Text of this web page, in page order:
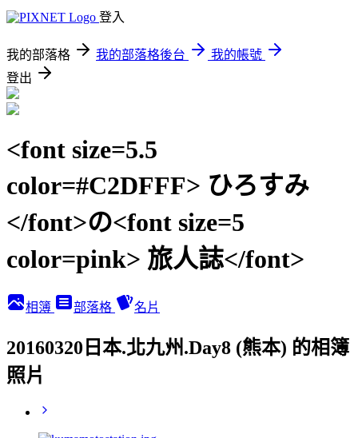
登入
我的部落格 我的部落格後台
我的帳號
登出
<font size=5.5
color=#C2DFFF> ひろすみ
</font>の<font size=5
color=pink> 旅人誌</font>
相簿 部落格 名片
20160320日本.北九州.Day8 (熊本) 的相簿
照片